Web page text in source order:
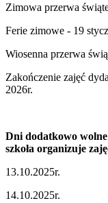
Zimowa przerwa
Ferie zimowe - 19
Wiosenna przerwa
Zakończenie zajęć
2026r.
Dni dodatkowo
szkoła organizuje
13.10.2025r.
14.10.2025r.